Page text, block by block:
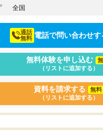
ました。来年の高校受験に
全国
通話
無料 電話で問い合わせす
無料体験を申し込む
（リストに追加する）
資料を請求する
無料
（リストに追加する）